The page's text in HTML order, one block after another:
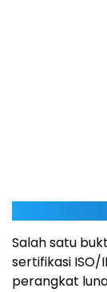
Salah satu
sertifikasi ISO/
perangkat